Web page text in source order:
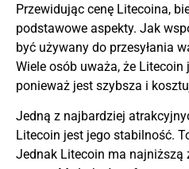
Przewidując cenę Litecoina,
podstawowe aspekty. Jak
być używany do przesyłania
Wiele osób uważa, że
ponieważ jest szybsza i
Jedną z najbardziej
Litecoin jest jego stabilność.
Jednak Litecoin ma najniższą